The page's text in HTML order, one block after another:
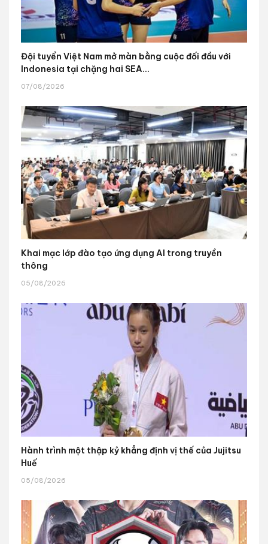
Đội tuyển Việt Nam mở màn bằng cuộc đối đầu với
Indonesia tại chặng hai SEA...
07/08/2026
Khai mạc lớp đào tạo ứng dụng AI trong truyền
thông
05/08/2026
Hành trình một thập kỷ khẳng định vị thế của Jujitsu
Huế
05/08/2026